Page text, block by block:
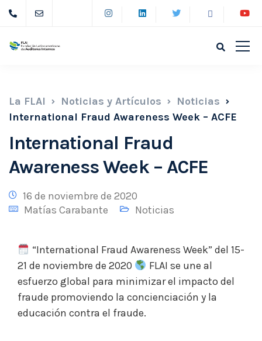
La FLAI Noticias y Artículos
Noticias
International Fraud Awareness Week – ACFE
International Fraud
Awareness Week – ACFE
16 de noviembre de 2020
Matías Carabante
Noticias
“International Fraud Awareness Week” del 15-
21 de noviembre de 2020
FLAI se une al
esfuerzo global para minimizar el impacto del
fraude promoviendo la concienciación y la
educación contra el fraude.